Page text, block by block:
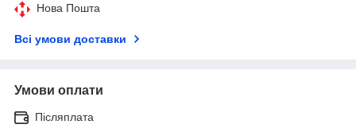
Нова Пошта
Всі умови доставки
Умови оплати
Післяплата